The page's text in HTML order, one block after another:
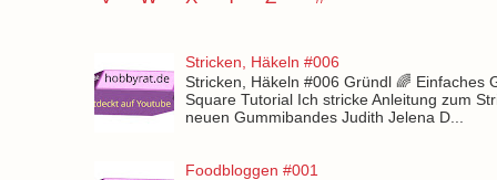
Stricken, Häkeln #006
Stricken, Häkeln #006 Gründl 🌈 Einfaches
Square Tutorial Ich stricke Anleitung zum
neuen Gummibandes Judith Jelena D...
Foodbloggen #001